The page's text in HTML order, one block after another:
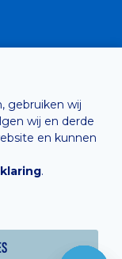
gebruiken wij
wij en derde
en kunnen
.